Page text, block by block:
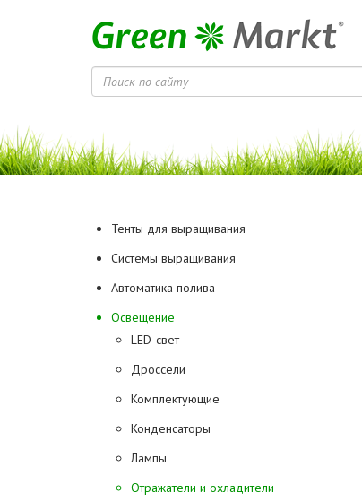
Тенты для выращивания
Системы выращивания
Автоматика полива
Освещение
LED-свет
Дроссели
Комплектующие
Конденсаторы
Лампы
Отражатели и охладители